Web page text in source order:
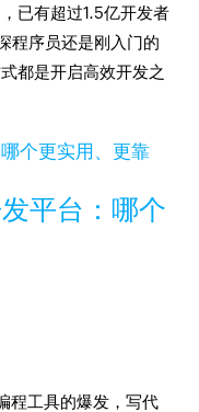
已有超过1.5亿开发者
程序员还是刚入门的
都是开启高效开发之
平台：哪个
程工具的爆发，写代